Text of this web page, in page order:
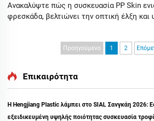
Ανακαλύψτε πώς η συσκευασία PP Skin
φρεσκάδα, βελτιώνει την οπτική έλξη και
Μάθετε περισσότερα.
Προηγούμενο 1 2
Επικαιρότητα
Η Hengjiang Plastic λάμπει στο SIAL Σανγκάη 2026:
εξειδικευμένη υψηλής ποιότητας συσκευασία